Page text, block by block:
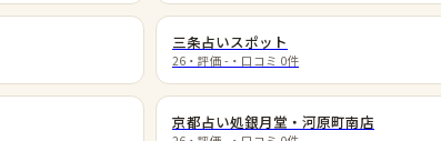
三条占いスポット
26 ・評価 - ・口コミ 0件
京都占い処銀月堂・河原町南店